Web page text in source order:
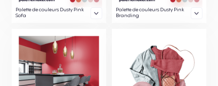
Palette de couleurs Dusty Pink
Sofa
Palette de couleurs Dusty Pink
Branding